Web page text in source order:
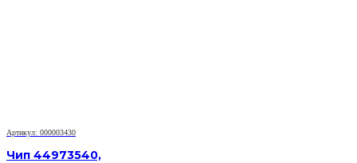
Артикул: 000003430
Чип 44973540,